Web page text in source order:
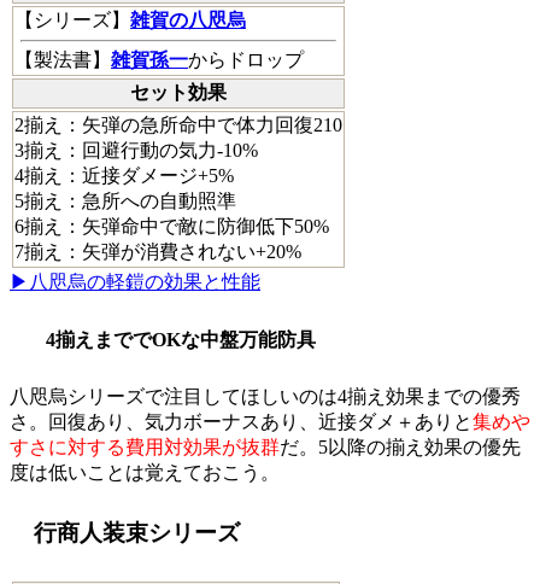
【 シリーズ】 雑賀の八咫烏
【製法書】 雑賀孫一からドロップ
セット効果
2揃え：矢弾の急所命中で体力回復210
3揃え：回避行動の気力-10%
4揃え：近接ダメージ+5%
5揃え：急所への自動照準
6揃え：矢弾命中で敵に防御低下50%
7揃え：矢弾が消費されない+20%
▶八咫烏の軽鎧の効果と性能
4揃えまででOKな中盤万能防具
八咫烏シリーズで注目してほしいのは4揃え効果までの優秀
さ。回復あり、気力ボーナスあり、近接ダメ＋ありと集めや
すさに対する費用対効果が抜群だ。5以降の揃え効果の優先
度は低いことは覚えておこう。
行商人装束シリーズ